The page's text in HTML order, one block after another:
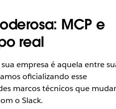
MCP e
real
empresa é aquela entre
oficializando esse
marcos técnicos que
o Slack.